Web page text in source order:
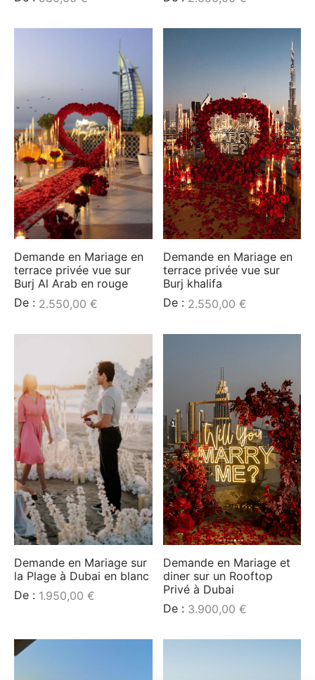
Demande en Mariage en
terrace privée vue sur
Burj Al Arab en rouge
De : 2.550,00 €
Demande en Mariage en
terrace privée vue sur
Burj khalifa
De : 2.550,00 €
Demande en Mariage sur
la Plage à Dubai en blanc
De : 1.950,00 €
Demande en Mariage et
diner sur un Rooftop
Privé à Dubai
De : 3.900,00 €